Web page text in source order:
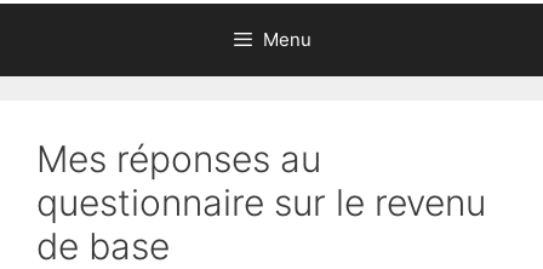
Menu
Mes réponses au
questionnaire sur le revenu
de base